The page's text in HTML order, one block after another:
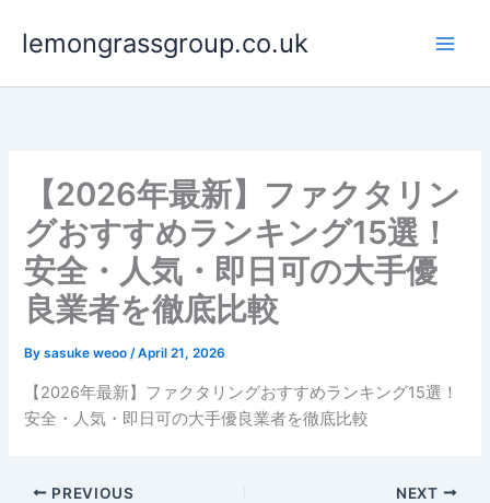
lemongrassgroup.co.uk
【2026年最新】ファクタリン
グおすすめランキング15選！
安全・人気・即日可の大手優
良業者を徹底比較
Bysasuke weoo/April 21, 2026
【2026年最新】ファクタリングおすすめランキング15選！
安全・人気・即日可の大手優良業者を徹底比較
PREVIOUS NEXT